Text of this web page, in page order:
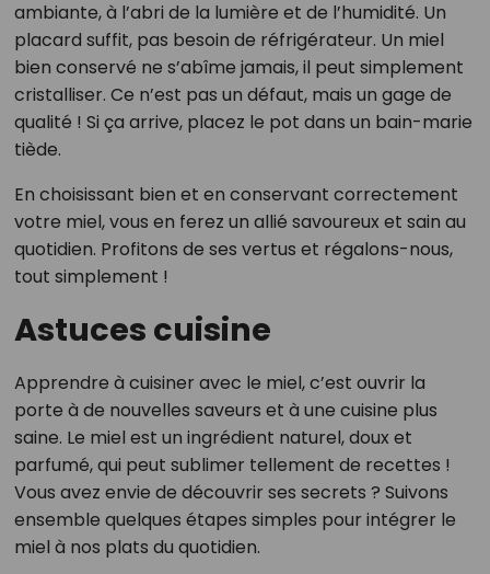
ambiante, à l’abri de la lumière et de l’humidité. Un
placard suffit, pas besoin de réfrigérateur. Un miel
bien conservé ne s’abîme jamais, il peut simplement
cristalliser. Ce n’est pas un défaut, mais un gage de
qualité ! Si ça arrive, placez le pot dans un bain-marie
tiède.
En choisissant bien et en conservant correctement
votre miel, vous en ferez un allié savoureux et sain au
quotidien. Profitons de ses vertus et régalons-nous,
tout simplement !
Astuces cuisine
Apprendre à cuisiner avec le miel, c’est ouvrir la
porte à de nouvelles saveurs et à une cuisine plus
saine. Le miel est un ingrédient naturel, doux et
parfumé, qui peut sublimer tellement de recettes !
Vous avez envie de découvrir ses secrets ? Suivons
ensemble quelques étapes simples pour intégrer le
miel à nos plats du quotidien.